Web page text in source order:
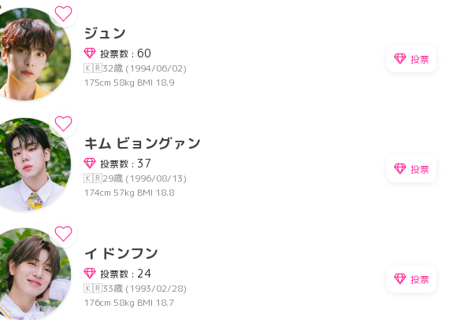
ジュン
投票数 : 60
🇰🇷32歳 (1994/06/02)
175cm 58kg BMI 18.9
投票
キム ビョングァン
投票数 : 37
🇰🇷29歳 (1996/08/13)
174cm 57kg BMI 18.8
投票
イ ドンフン
投票数 : 24
🇰🇷33歳 (1993/02/28)
176cm 58kg BMI 18.7
投票